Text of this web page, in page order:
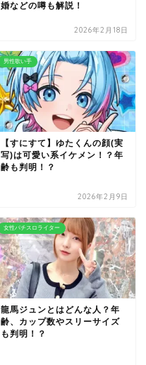
婚などの噂も解説！
2026年2月18日
男性歌い手
【すにすて】ゆたくんの顔(実
写)は可愛い系イケメン！？年
齢も判明！？
2026年2月9日
女性パチスロライター
龍馬ジュンとはどんな人？年
齢、カップ数やスリーサイズ
も判明！？